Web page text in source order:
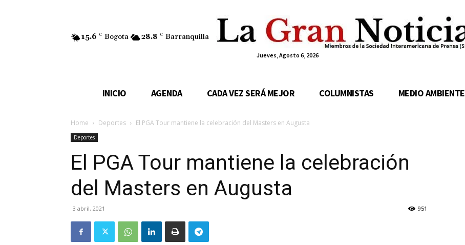
15.6 C Bogota 28.8 C Barranquilla
Jueves, Agosto 6, 2026
INICIO AGENDA CADA VEZ SERÁ MEJOR COLUMNISTAS MEDIO AMBIENTE
Home Deportes El PGA Tour mantiene la celebración del Masters en Augusta
Deportes
El PGA Tour mantiene la celebración
del Masters en Augusta
3 abril, 2021 951